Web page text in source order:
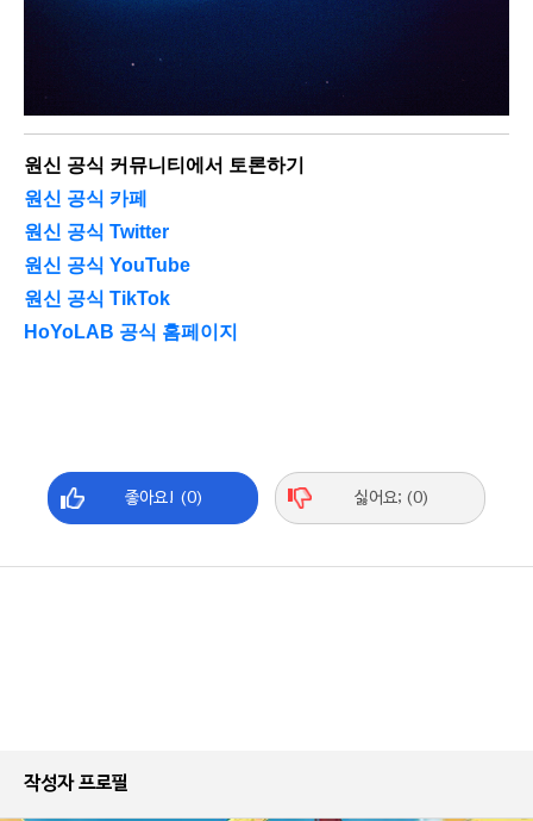
원신 공식 커뮤니티에서 토론하기
원신 공식 카페
원신 공식 Twitter
원신 공식 YouTube
원신 공식 TikTok
HoYoLAB 공식 홈페이지
좋아요! (0) 싫어요; (0)
작성자 프로필